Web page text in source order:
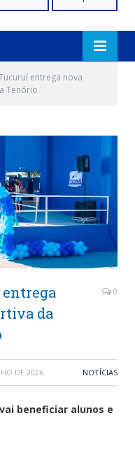
entrega nova
Tenório
da
0
DE 2026 NOTÍCIAS
beneficiar alunos e